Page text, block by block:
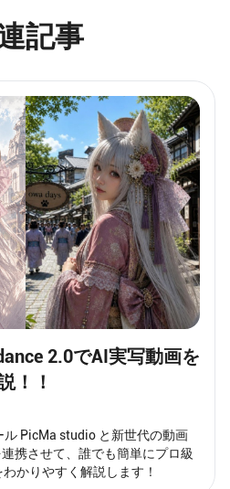
記事
2.0でAI実写動画を
！！
ル PicMa studio と新世代の動画
携させて、誰でも簡単にプロ級
かりやすく解説します！